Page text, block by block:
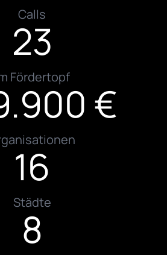
Calls
23
Fördertopf
€
16
Städte
8